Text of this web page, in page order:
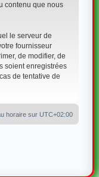
contenu que nous
le serveur de
fournisseur
de modifier, de
soient enregistrées
de tentative de
horaire sur UTC+02:00